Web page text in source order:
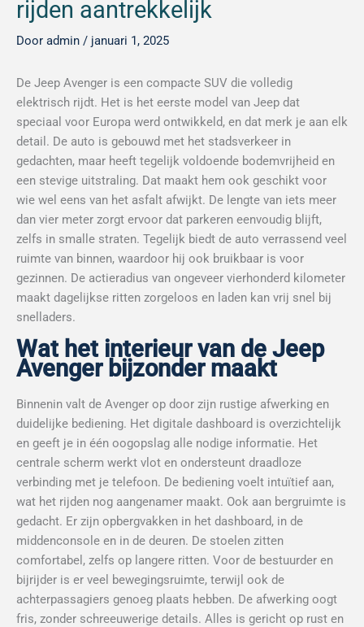
rijden aantrekkelijk
Door admin / januari 1, 2025
De Jeep Avenger is een compacte SUV die volledig
elektrisch rijdt. Het is het eerste model van Jeep dat
speciaal voor Europa werd ontwikkeld, en dat merk je aan elk
detail. De auto is gebouwd met het stadsverkeer in
gedachten, maar heeft tegelijk voldoende bodemvrijheid en
een stevige uitstraling. Dat maakt hem ook geschikt voor
wie wel eens van het asfalt afwijkt. De lengte van iets meer
dan vier meter zorgt ervoor dat parkeren eenvoudig blijft,
zelfs in smalle straten. Tegelijk biedt de auto verrassend veel
ruimte van binnen, waardoor hij ook bruikbaar is voor
gezinnen. De actieradius van ongeveer vierhonderd kilometer
maakt dagelijkse ritten zorgeloos en laden kan vrij snel bij
snelladers.
Wat het interieur van de Jeep
Avenger bijzonder maakt
Binnenin valt de Avenger op door zijn rustige afwerking en
duidelijke bediening. Het digitale dashboard is overzichtelijk
en geeft je in één oogopslag alle nodige informatie. Het
centrale scherm werkt vlot en ondersteunt draadloze
verbinding met je telefoon. De bediening voelt intuïtief aan,
wat het rijden nog aangenamer maakt. Ook aan bergruimte is
gedacht. Er zijn opbergvakken in het dashboard, in de
middenconsole en in de deuren. De stoelen zitten
comfortabel, zelfs op langere ritten. Voor de bestuurder en
bijrijder is er veel bewegingsruimte, terwijl ook de
achterpassagiers genoeg plaats hebben. De afwerking oogt
fris, zonder schreeuwerige details. Alles is gericht op rust en